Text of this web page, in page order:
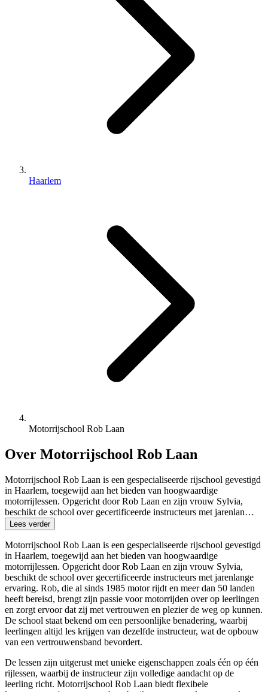
Haarlem
Motorrijschool Rob Laan
Over Motorrijschool Rob Laan
Motorrijschool Rob Laan is een gespecialiseerde rijschool gevestigd
in Haarlem, toegewijd aan het bieden van hoogwaardige
motorrijlessen. Opgericht door Rob Laan en zijn vrouw Sylvia,
beschikt de school over gecertificeerde instructeurs met jarenlan…
Lees verder
Motorrijschool Rob Laan is een gespecialiseerde rijschool gevestigd
in Haarlem, toegewijd aan het bieden van hoogwaardige
motorrijlessen. Opgericht door Rob Laan en zijn vrouw Sylvia,
beschikt de school over gecertificeerde instructeurs met jarenlange
ervaring. Rob, die al sinds 1985 motor rijdt en meer dan 50 landen
heeft bereisd, brengt zijn passie voor motorrijden over op leerlingen
en zorgt ervoor dat zij met vertrouwen en plezier de weg op kunnen.
De school staat bekend om een persoonlijke benadering, waarbij
leerlingen altijd les krijgen van dezelfde instructeur, wat de opbouw
van een vertrouwensband bevordert.
De lessen zijn uitgerust met unieke eigenschappen zoals één op één
rijlessen, waarbij de instructeur zijn volledige aandacht op de
leerling richt. Motorrijschool Rob Laan biedt flexibele